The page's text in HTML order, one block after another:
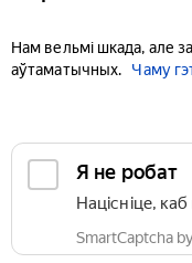
Нам вельмі шкада, але
аўтаматычных.
Чаму
Я не робат
Націсніце,
SmartCaptcha